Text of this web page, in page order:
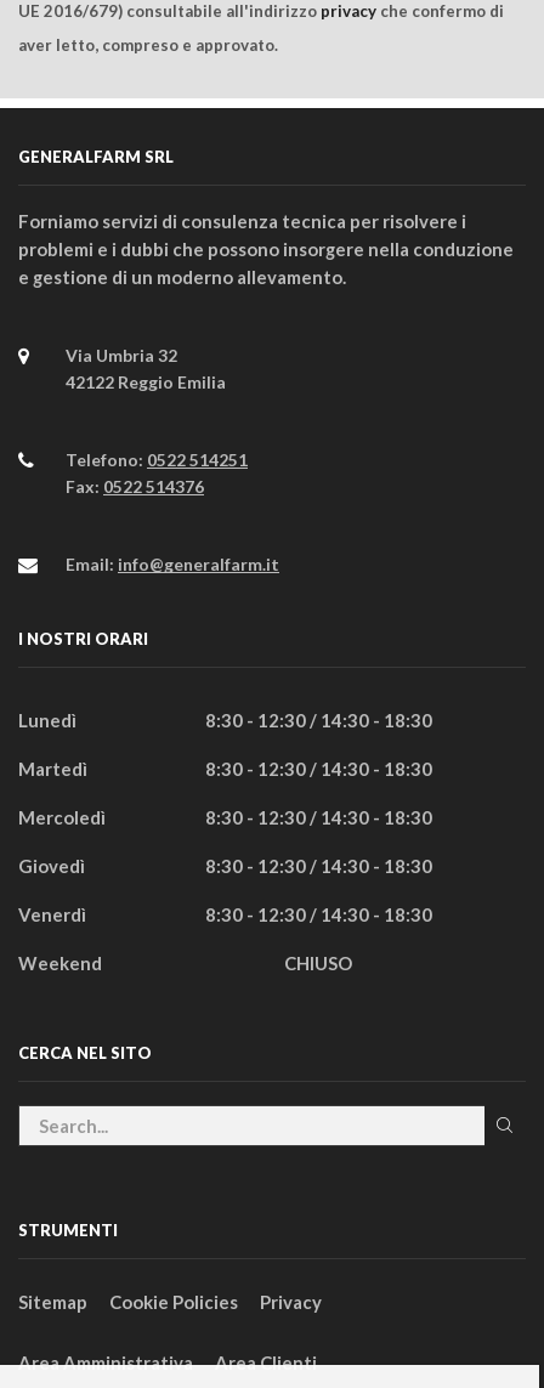
UE 2016/679) consultabile all'indirizzo privacy che confermo di
aver letto, compreso e approvato.
GENERALFARM SRL
Forniamo servizi di consulenza tecnica per risolvere i
problemi e i dubbi che possono insorgere nella conduzione
e gestione di un moderno allevamento.
Via Umbria 32
42122 Reggio Emilia
Telefono: 0522 514251
Fax: 0522 514376
Email: info@generalfarm.it
I NOSTRI ORARI
Lunedì 8:30 - 12:30 / 14:30 - 18:30
Martedì 8:30 - 12:30 / 14:30 - 18:30
Mercoledì 8:30 - 12:30 / 14:30 - 18:30
Giovedì 8:30 - 12:30 / 14:30 - 18:30
Venerdì 8:30 - 12:30 / 14:30 - 18:30
Weekend CHIUSO
CERCA NEL SITO
STRUMENTI
Sitemap Cookie Policies Privacy
Area Amministrativa Area Clienti